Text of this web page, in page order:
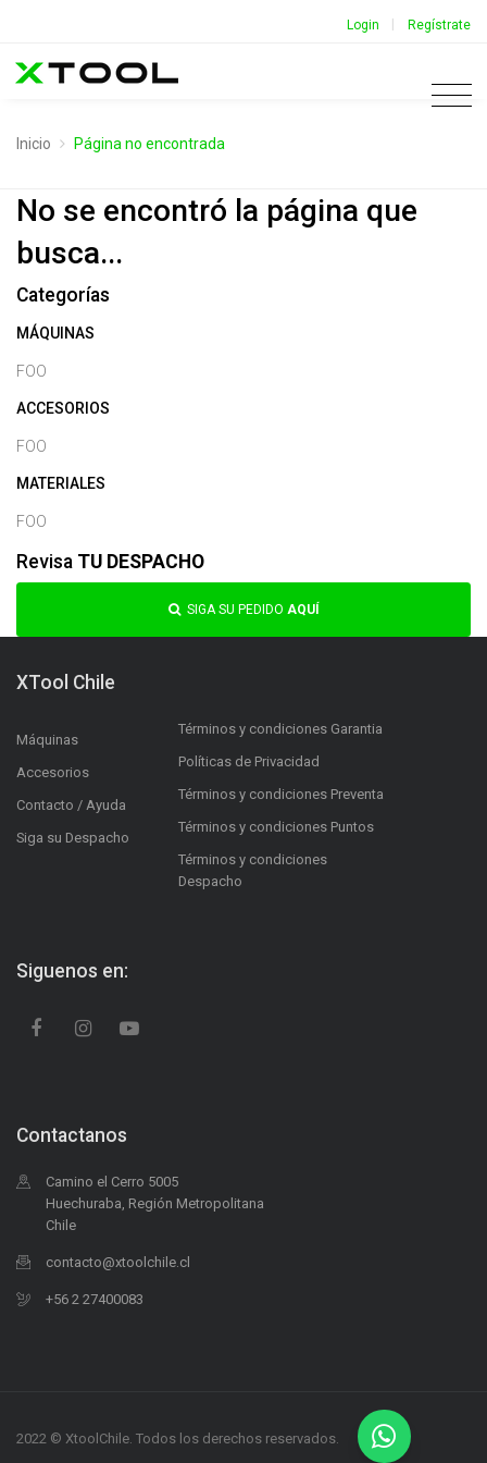
Login | Regístrate
Inicio Página no encontrada
No se encontró la página que
busca...
Categorías
MÁQUINAS
FOO
ACCESORIOS
FOO
MATERIALES
FOO
Revisa TU DESPACHO
SIGA SU PEDIDO AQUÍ
XTool Chile
Máquinas
Accesorios
Contacto / Ayuda
Siga su Despacho
Términos y condiciones Garantia
Políticas de Privacidad
Términos y condiciones Preventa
Términos y condiciones Puntos
Términos y condiciones
Despacho
Siguenos en:
Contactanos
Camino el Cerro 5005
Huechuraba, Región Metropolitana
Chile
contacto@xtoolchile.cl
+56 2 27400083
2022 © XtoolChile. Todos los derechos reservados.